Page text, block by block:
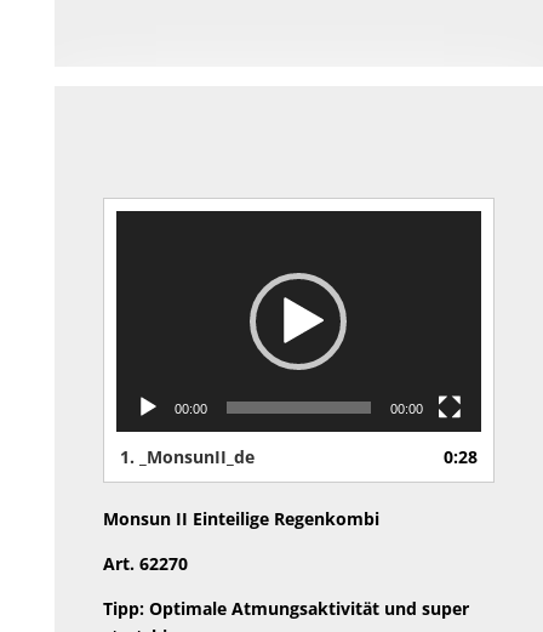
00:00 00:00
1. _MonsunII_de 0:28
Monsun II Einteilige Regenkombi
Art. 62270
Tipp: Optimale Atmungsaktivität und super